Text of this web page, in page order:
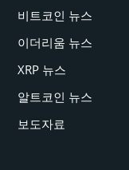
비트코인 뉴스
이더리움 뉴스
XRP 뉴스
알트코인 뉴스
보도자료